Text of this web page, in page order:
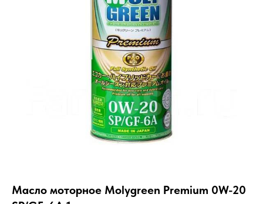
Масло моторное Molygreen Premium 0W-20